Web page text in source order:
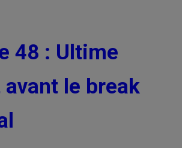
48 : Ultime
le break